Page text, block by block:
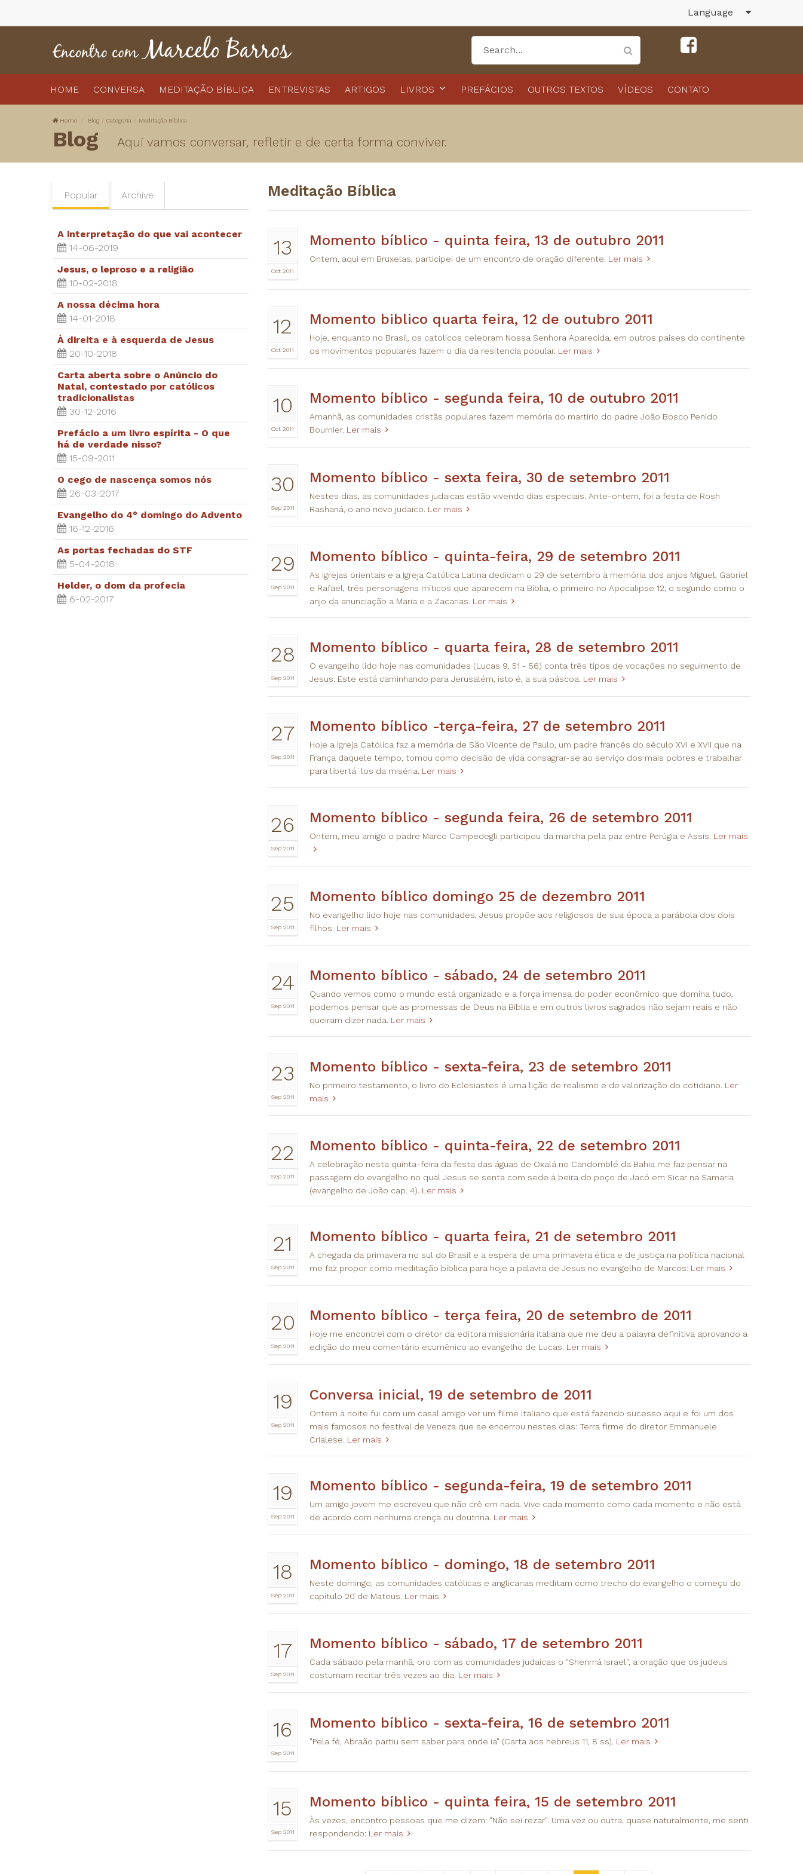
Language
HOME CONVERSA MEDITAÇÃO BÍBLICA ENTREVISTAS ARTIGOS LIVROS PREFÁCIOS OUTROS TEXTOS VÍDEOS CONTATO
Home Blog Categoria Meditação Bíblica
Blog Aqui vamos conversar, refletir e de certa forma conviver.
Popular Archive
A interpretação do que vai acontecer
14-06-2019
Jesus, o leproso e a religião
10-02-2018
A nossa décima hora
14-01-2018
À direita e à esquerda de Jesus
20-10-2018
Carta aberta sobre o Anúncio do
Natal, contestado por católicos
tradicionalistas
30-12-2016
Prefácio a um livro espírita - O que
há de verdade nisso?
15-09-2011
O cego de nascença somos nós
26-03-2017
Evangelho do 4° domingo do Advento
16-12-2016
As portas fechadas do STF
5-04-2018
Helder, o dom da profecia
6-02-2017
Meditação Bíblica
13
Oct 2011
​Momento bíblico - quinta feira, 13 de outubro 2011
Ontem, aqui em Bruxelas, participei de um encontro de oração diferente. Ler mais
12
Oct 2011
​Momento biblico quarta feira, 12 de outubro 2011
Hoje, enquanto no Brasil, os catolicos celebram Nossa Senhora Aparecida, em outros paises do continente
os movimentos populares fazem o dia da resitencia popular. Ler mais
10
Oct 2011
​Momento bíblico - segunda feira, 10 de outubro 2011
Amanhã, as comunidades cristãs populares fazem memória do martírio do padre João Bosco Penido
Bournier. Ler mais
30
Sep 2011
Momento bíblico - sexta feira, 30 de setembro 2011
Nestes dias, as comunidades judaicas estão vivendo dias especiais. Ante-ontem, foi a festa de Rosh
Rashaná, o ano novo judaico. Ler mais
29
Sep 2011
Momento bíblico - quinta-feira, 29 de setembro 2011
As Igrejas orientais e a Igreja Católica Latina dedicam o 29 de setembro à memória dos anjos Miguel, Gabriel
e Rafael, três personagens míticos que aparecem na Bíblia, o primeiro no Apocalipse 12, o segundo como o
anjo da anunciação a Maria e a Zacarias. Ler mais
28
Sep 2011
Momento bíblico - quarta feira, 28 de setembro 2011
O evangelho lido hoje nas comunidades (Lucas 9, 51 - 56) conta três tipos de vocações no seguimento de
Jesus. Este está caminhando para Jerusalém, isto é, a sua páscoa. Ler mais
27
Sep 2011
Momento bíblico -terça-feira, 27 de setembro 2011
Hoje a Igreja Católica faz a memória de São Vicente de Paulo, um padre francês do século XVI e XVII que na
França daquele tempo, tomou como decisão de vida consagrar-se ao serviço dos mais pobres e trabalhar
para libertá´los da miséria. Ler mais
26
Sep 2011
Momento bíblico - segunda feira, 26 de setembro 2011
Ontem, meu amigo o padre Marco Campedegli participou da marcha pela paz entre Perúgia e Assis. Ler mais
25
Sep 2011
Momento bíblico domingo 25 de dezembro 2011
No evangelho lido hoje nas comunidades, Jesus propõe aos religiosos de sua época a parábola dos dois
filhos. Ler mais
24
Sep 2011
Momento bíblico - sábado, 24 de setembro 2011
Quando vemos como o mundo está organizado e a força imensa do poder econômico que domina tudo,
podemos pensar que as promessas de Deus na Bíblia e em outros livros sagrados não sejam reais e não
queiram dizer nada. Ler mais
23
Sep 2011
Momento bíblico - sexta-feira, 23 de setembro 2011
No primeiro testamento, o livro do Eclesiastes é uma lição de realismo e de valorização do cotidiano. Ler
mais
22
Sep 2011
Momento bíblico - quinta-feira, 22 de setembro 2011
A celebração nesta quinta-feira da festa das águas de Oxalá no Candomblé da Bahia me faz pensar na
passagem do evangelho no qual Jesus se senta com sede à beira do poço de Jacó em Sicar na Samaria
(evangelho de João cap. 4). Ler mais
21
Sep 2011
Momento bíblico - quarta feira, 21 de setembro 2011
A chegada da primavera no sul do Brasil e a espera de uma primavera ética e de justiça na política nacional
me faz propor como meditação bíblica para hoje a palavra de Jesus no evangelho de Marcos: Ler mais
20
Sep 2011
Momento bíblico - terça feira, 20 de setembro de 2011
Hoje me encontrei com o diretor da editora missionária italiana que me deu a palavra definitiva aprovando a
edição do meu comentário ecumênico ao evangelho de Lucas. Ler mais
19
Sep 2011
Conversa inicial, 19 de setembro de 2011
Ontem à noite fui com um casal amigo ver um filme italiano que está fazendo sucesso aqui e foi um dos
mais famosos no festival de Veneza que se encerrou nestes dias: Terra firme do diretor Emmanuele
Crialese. Ler mais
19
Sep 2011
Momento bíblico - segunda-feira, 19 de setembro 2011
Um amigo jovem me escreveu que não crê em nada. Vive cada momento como cada momento e não está
de acordo com nenhuma crença ou doutrina. Ler mais
18
Sep 2011
Momento bíblico - domingo, 18 de setembro 2011
Neste domingo, as comunidades católicas e anglicanas meditam como trecho do evangelho o começo do
capítulo 20 de Mateus. Ler mais
17
Sep 2011
Momento bíblico - sábado, 17 de setembro 2011
Cada sábado pela manhã, oro com as comunidades judaicas o "Shenmá Israel", a oração que os judeus
costumam recitar três vezes ao dia. Ler mais
16
Sep 2011
Momento bíblico - sexta-feira, 16 de setembro 2011
"Pela fé, Abraão partiu sem saber para onde ia" (Carta aos hebreus 11, 8 ss). Ler mais
15
Sep 2011
Momento bíblico - quinta feira, 15 de setembro 2011
Às vezes, encontro pessoas que me dizem: "Não sei rezar". Uma vez ou outra, quase naturalmente, me senti
respondendo: Ler mais